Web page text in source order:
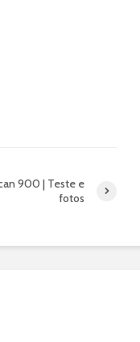
900 | Teste e
fotos